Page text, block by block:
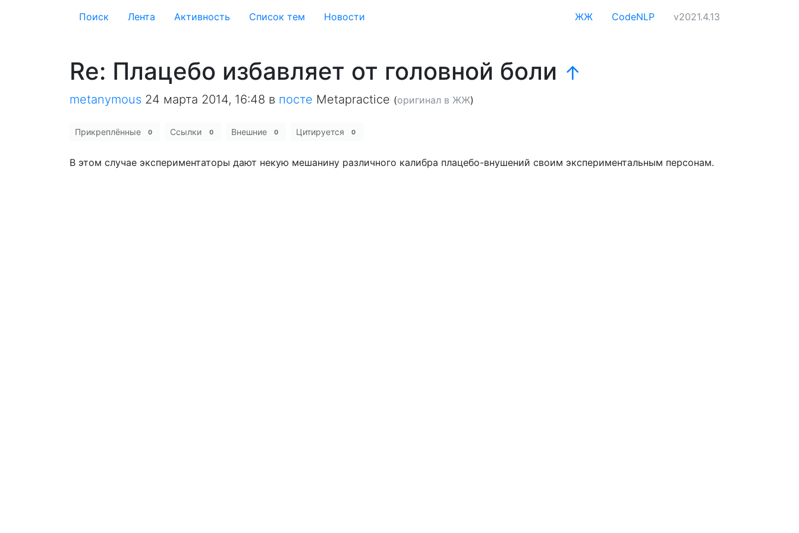
Поиск Лента Активность Cписок тем Новости ЖЖ CodeNLP v2021.4.13
Re: Плацебо избавляет от головной боли ↑
metanymous 24 марта 2014, 16:48 в посте Metapractice (оригинал в ЖЖ)
Прикреплённые 0 Ссылки 0 Внешние 0 Цитируется 0
В этом случае экспериментаторы дают некую мешанину различного калибра плацебо-внушений своим экспериментальным персонам.